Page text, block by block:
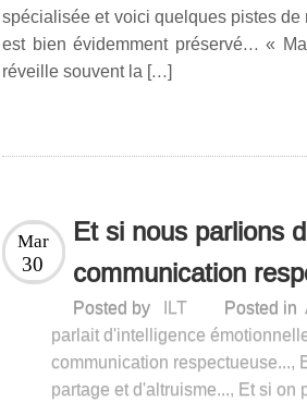
spécialisée et voici quelques pistes de
est bien évidemment préservé… «
réveille souvent la […]
Et si nous parlions
communication
Mar
30
Posted by ILT Posted in
parlait d'intelligence
communication respectueuse...,
partage et d'altruisme..., Et si on